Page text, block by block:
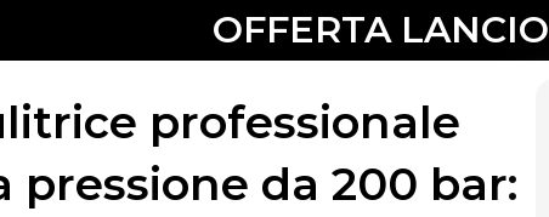
OFFERTA LANCIO
professionale
pressione da 200 bar: